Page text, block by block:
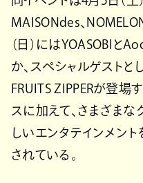
MAISONdes、
（日）にはYOASOBIと
か、スペシャルゲストと
FRUITS ZIPPERが登場
スに加えて、さまざま
しいエンタテインメン
されている。